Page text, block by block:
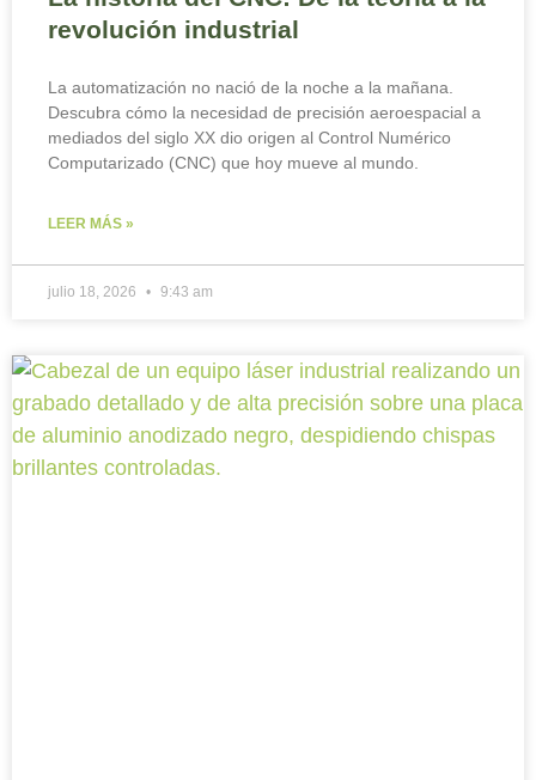
revolución industrial
La automatización no nació de la noche a la mañana.
Descubra cómo la necesidad de precisión aeroespacial a
mediados del siglo XX dio origen al Control Numérico
Computarizado (CNC) que hoy mueve al mundo.
LEER MÁS »
julio 18, 2026 9:43 am